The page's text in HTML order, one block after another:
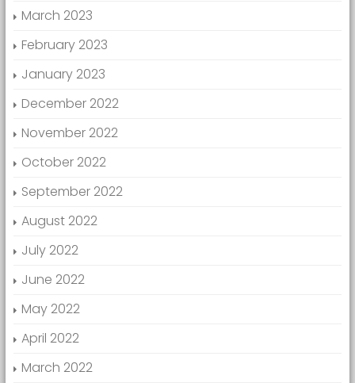
March 2023
February 2023
January 2023
December 2022
November 2022
October 2022
September 2022
August 2022
July 2022
June 2022
May 2022
April 2022
March 2022